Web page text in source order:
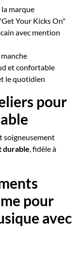
marque
Your Kicks On"
avec mention
et confortable
le quotidien
pour
soigneusement
durable, fidèle à
pour
avec